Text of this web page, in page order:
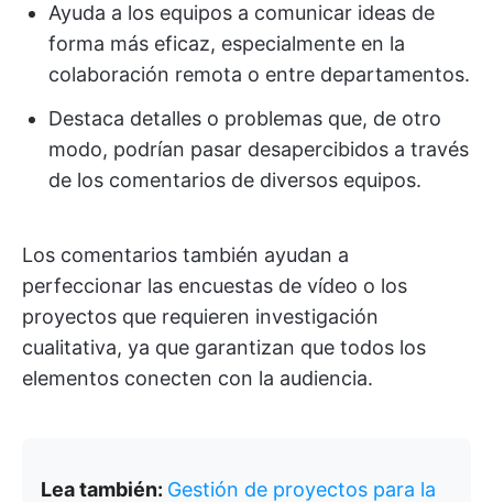
Ayuda a los equipos a comunicar ideas de
forma más eficaz, especialmente en la
colaboración remota o entre departamentos.
Destaca detalles o problemas que, de otro
modo, podrían pasar desapercibidos a través
de los comentarios de diversos equipos.
Los comentarios también ayudan a
perfeccionar las encuestas de vídeo o los
proyectos que requieren investigación
cualitativa, ya que garantizan que todos los
elementos conecten con la audiencia.
Lea también: Gestión de proyectos para la